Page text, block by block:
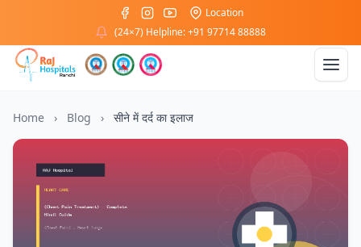
Location
(24×7) Helpline: +91 97714 88888
Home › Blog › सीने में दर्द का इलाज